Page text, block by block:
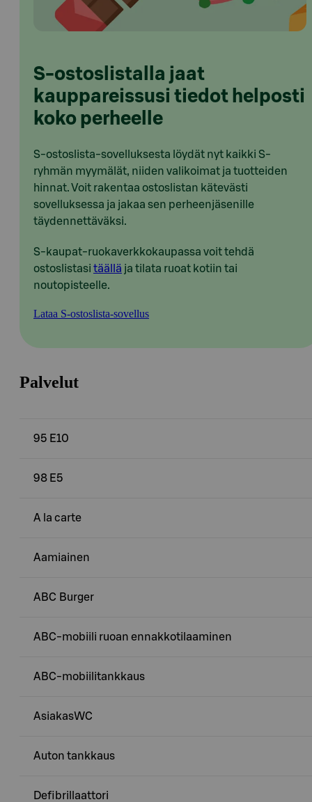
S-ostoslistalla jaat
kauppareissusi tiedot helposti
koko perheelle
S-ostoslista-sovelluksesta löydät nyt kaikki S-
ryhmän myymälät, niiden valikoimat ja tuotteiden
hinnat. Voit rakentaa ostoslistan kätevästi
sovelluksessa ja jakaa sen perheenjäsenille
täydennettäväksi.
S-kaupat-ruokaverkkokaupassa voit tehdä
ostoslistasi täällä ja tilata ruoat kotiin tai
noutopisteelle.
Lataa S-ostoslista-sovellus
Palvelut
95 E10
98 E5
A la carte
Aamiainen
ABC Burger
ABC-mobiili ruoan ennakkotilaaminen
ABC-mobiilitankkaus
AsiakasWC
Auton tankkaus
Defibrillaattori